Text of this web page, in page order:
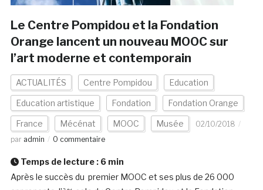
Le Centre Pompidou et la Fondation
Orange lancent un nouveau MOOC sur
l’art moderne et contemporain
ACTUALITÉS Centre Pompidou Education
Education artistique Fondation Fondation Orange
France Mécénat MOOC Musée
02/10/2018
par admin 0 commentaire
Temps de lecture : 6 min
Après le succès du premier MOOC et ses plus de 26 000